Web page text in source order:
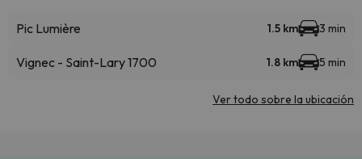
Pic Lumière 1.5 km 3 min
Vignec - Saint-Lary 1700 1.8 km 5 min
Ver todo sobre la ubicación